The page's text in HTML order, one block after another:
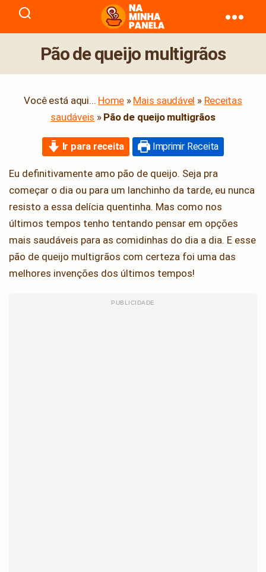
naminhapanela.com
Pão de queijo multigrãos
Você está aqui... Home » Mais saudável » Receitas
saudáveis » Pão de queijo multigrãos
Ir para receita Imprimir Receita
Eu definitivamente amo pão de queijo. Seja pra
começar o dia ou para um lanchinho da tarde, eu nunca
resisto a essa delícia quentinha. Mas como nos
últimos tempos tenho tentando pensar em opções
mais saudáveis para as comidinhas do dia a dia. E esse
pão de queijo multigrãos com certeza foi uma das
melhores invenções dos últimos tempos!